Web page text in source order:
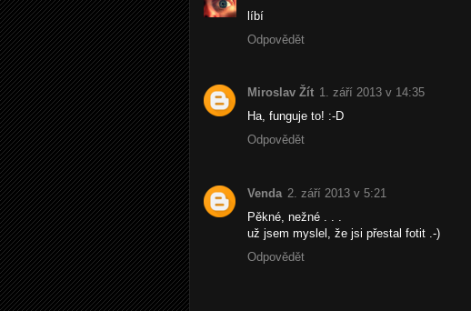
líbí
Odpovědět
Miroslav Žít 1. září 2013 v 14:35
Ha, funguje to! :-D
Odpovědět
Venda 2. září 2013 v 5:21
Pěkné, nežné . . .
už jsem myslel, že jsi přestal fotit .-)
Odpovědět